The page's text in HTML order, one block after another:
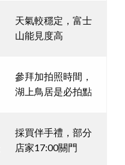
天氣較穩定，富士
山能見度高
參拜加拍照時間，
湖上鳥居是必拍點
採買伴手禮，部分
店家17:00關門